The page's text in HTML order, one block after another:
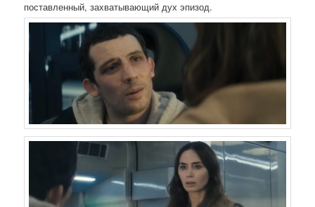
поставленный, захватывающий дух эпизод.